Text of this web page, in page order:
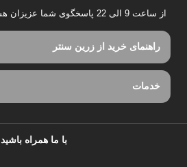
از ساعت 9 الی 22 پاسخگوی شما عزیزان هستیم.
راهنمای خرید از زرین سنتر
خدمات
با ما همراه باشید